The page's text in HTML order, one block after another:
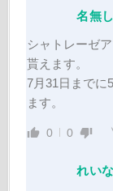
名無し
シャトレーゼ
貰えます。
7月31日までに
ます。
0 0
れいな